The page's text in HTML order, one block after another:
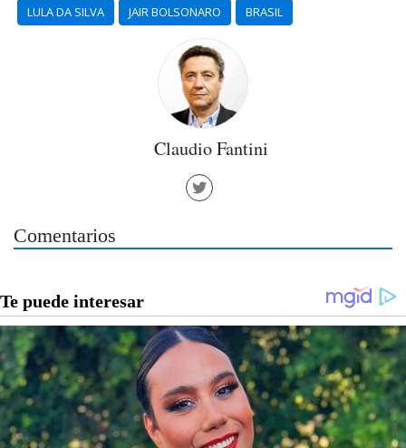
LULA DA SILVA JAIR BOLSONARO BRASIL
Claudio Fantini
Comentarios